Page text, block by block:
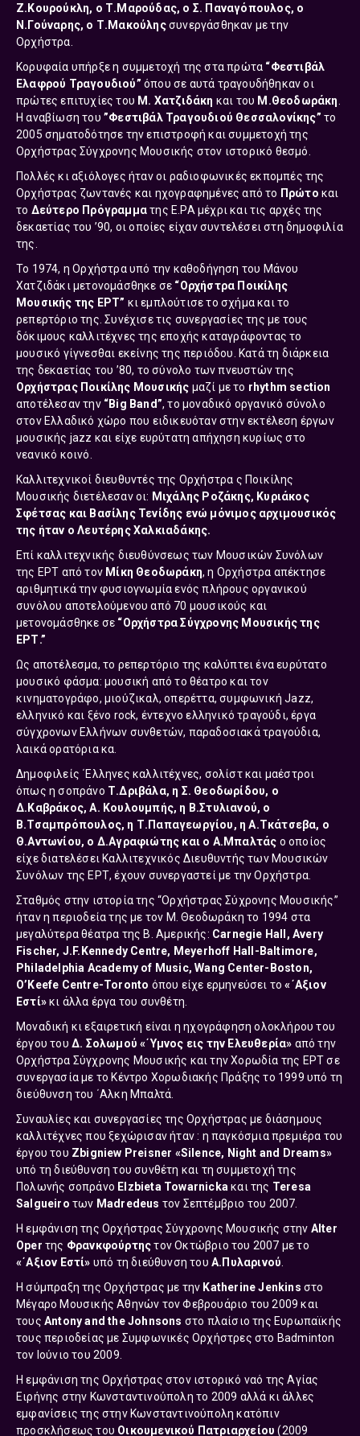
Ζ.Κουρούκλη, ο Τ.Μαρούδας, ο Σ. Παναγόπουλος, ο
Ν.Γούναρης, ο Τ.Μακούληςσυνεργάσθηκαν με την
Ορχήστρα.
Κορυφαία υπήρξε η συμμετοχή της στα πρώτα “Φεστιβάλ
Ελαφρού Τραγουδιού” όπου σε αυτά τραγουδήθηκαν οι
πρώτες επιτυχίες του Μ. Χατζιδάκη και του Μ.Θεοδωράκη
Η αναβίωση του ”Φεστιβάλ Τραγουδιού Θεσσαλονίκης” το
2005 σηματοδότησε την επιστροφή και συμμετοχή της
Ορχήστρας Σύγχρονης Μουσικής στον ιστορικό θεσμό.
Πολλές κι αξιόλογες ήταν οι ραδιοφωνικές εκπομπές της
Ορχήστρας ζωντανές και ηχογραφημένες από το Πρώτο και
το Δεύτερο Πρόγραμματης Ε.ΡΑ μέχρι και τις αρχές της
δεκαετίας του ’90, οι οποίες είχαν συντελέσει στη δημοφιλία
της.
Το 1974, η Ορχήστρα υπό την καθοδήγηση του Μάνου
Χατζιδάκι μετονομάσθηκε σε “Oρχήστρα Ποικίλης
Μουσικής της ΕΡΤ” κι εμπλούτισε το σχήμα και το
ρεπερτόριο της. Συνέχισε τις συνεργασίες της με τους
δόκιμους καλλιτέχνες της εποχής καταγράφοντας το
μουσικό γίγνεσθαι εκείνης της περιόδου. Κατά τη διάρκεια
της δεκαετίας του ’80, το σύνολο των πνευστών της
Ορχήστρας Ποικίλης Μουσικής μαζί με το rhythm section
αποτέλεσαν την “Big Band”, το μοναδικό οργανικό σύνολο
στον Ελλαδικό χώρο που ειδικευόταν στην εκτέλεση έργων
μουσικής jazz και είχε ευρύτατη απήχηση κυρίως στο
νεανικό κοινό.
Καλλιτεχνικοί διευθυντές της Ορχήστρα ς Ποικίλης
Μουσικής διετέλεσαν οι: Μιχάλης Ροζάκης, Κυριάκος
Σφέτσας και Βασίλης Τενίδης ενώ μόνιμος αρχιμουσικός
της ήταν ο Λευτέρης Χαλκιαδάκης.
Επί καλλιτεχνικής διευθύνσεως των Μουσικών Συνόλων
της ΕΡΤ από τον Μίκη Θεοδωράκη, η Ορχήστρα απέκτησε
αριθμητικά την φυσιογνωμία ενός πλήρους οργανικoύ
συνόλου αποτελούμενου από 70 μουσικούς και
μετονομάσθηκε σε “Oρχήστρα Σύγχρονης Μουσικής της
ΕΡΤ.”
Ως αποτέλεσμα, το ρεπερτόριο της καλύπτει ένα ευρύτατο
μουσικό φάσμα: μουσική από το θέατρο και τον
κινηματογράφο, μιούζικαλ, οπερέττα, συμφωνική Jazz,
ελληνικό και ξένο rock, έντεχνο ελληνικό τραγούδι, έργα
σύγχρονων Ελλήνων συνθετών, παραδοσιακά τραγούδια,
λαικά ορατόρια κα.
Δημοφιλείς ΄Ελληνες καλλιτέχνες, σολίστ και μαέστροι
όπως η σοπράνο Τ.Δριβάλα, η Σ. Θεοδωρίδου, ο
Δ.Καβράκος, Α. Κουλουμπής, η Β.Στυλιανού, ο
Β.Τσαμπρόπουλος, η Τ.Παπαγεωργίου, η Α.Τκάτσεβα, ο
Θ.Αντωνίου, ο Δ.Αγραφιώτης και ο Α.Μπαλτάς ο οποίος
είχε διατελέσει Καλλιτεχνικός Διευθυντής των Μουσικών
Συνόλων της ΕΡΤ, έχουν συνεργαστεί με την Ορχήστρα.
Σταθμός στην ιστορία της “Ορχήστρας Σύχρονης Μουσικής”
ήταν η περιοδεία της με τον Μ. Θεοδωράκη το 1994 στα
μεγαλύτερα θέατρα της Β. Αμερικής: Carnegie Hall, Avery
Fischer, J.F.Kennedy Centre, Meyerhoff Hall-Baltimore,
Philadelphia Academy of Music, Wang Center-Boston,
O’Keefe Centre-Toronto όπου είχε ερμηνεύσει το«΄Αξιον
Εστί»κι άλλα έργα του συνθέτη.
Μοναδική κι εξαιρετική είναι η ηχογράφηση ολοκλήρου του
έργου του Δ. Σολωμού «΄Υμνος εις την Ελευθερία» από την
Ορχήστρα Σύγχρονης Μουσικής και την Χορωδία της ΕΡΤ σε
συνεργασία με το Κέντρο Χορωδιακής Πράξης το 1999 υπό τη
διεύθυνση του ΄Αλκη Μπαλτά.
Συναυλίες και συνεργασίες της Ορχήστρας με διάσημους
καλλιτέχνες που ξεχώρισαν ήταν : η παγκόσμια πρεμιέρα του
έργου του Zbigniew Preisner «Silence, Night and Dreams»
υπό τη διεύθυνση του συνθέτη και τη συμμετοχή της
Πολωνής σοπράνο Elzbieta Towarnicka και της Teresa
Salgueiro των Madredeus τον Σεπτέμβριο του 2007.
Η εμφάνιση της Ορχήστρας Σύγχρονης Μουσικής στην Alter
Oper της Φρανκφούρτηςτον Οκτώβριο του 2007 με το
«΄Αξιον Εστί» υπό τη διεύθυνση τουΑ.Πυλαρινού
Η σύμπραξη της Ορχήστρας με την Katherine Jenkins στο
Μέγαρο Μουσικής Αθηνών τον Φεβρουάριο του 2009 και
τους Antony and the Johnsons στο πλαίσιο της Ευρωπαϊκής
τους περιοδείας με Συμφωνικές Ορχήστρες στο Badminton
τον Ιούνιο του 2009.
Η εμφάνιση της Ορχήστρας στον ιστορικό ναό της Αγίας
Ειρήνης στην Κωνσταντινούπολη το 2009 αλλά κι άλλες
εμφανίσεις της στην Κωνσταντινούπολη κατόπιν
προσκλήσεως του Οικουμενικού Πατριαρχείου (2009